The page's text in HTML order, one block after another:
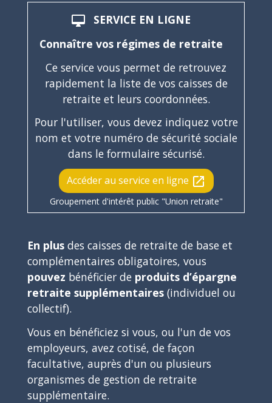
desktop_mac
SERVICE EN LIGNE
Connaître vos régimes de retraite
Ce service vous permet de retrouvez
rapidement la liste de vos caisses de
retraite et leurs coordonnées.
Pour l'utiliser, vous devez indiquez votre
nom et votre numéro de sécurité sociale
dans le formulaire sécurisé.
Accéder au service en ligne open_in_new
Groupement d'intérêt public "Union retraite"
En plus des caisses de retraite de base et
complémentaires obligatoires, vous
pouvez bénéficier de produits d’épargne
retraite supplémentaires (individuel ou
collectif).
Vous en bénéficiez si vous, ou l'un de vos
employeurs, avez cotisé, de façon
facultative, auprès d'un ou plusieurs
organismes de gestion de retraite
supplémentaire.